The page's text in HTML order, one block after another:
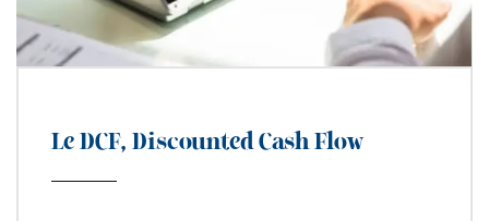
Le DCF, Discounted Cash Flow